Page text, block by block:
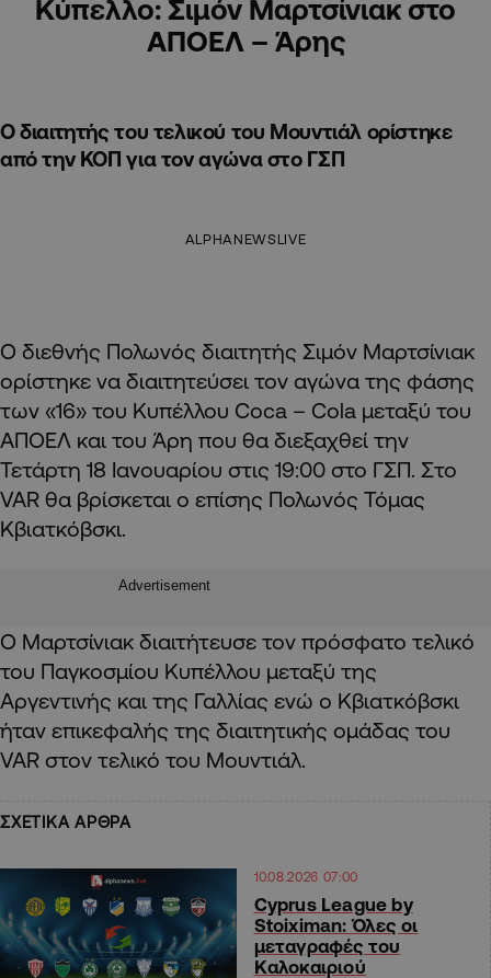
Κύπελλο: Σιμόν Μαρτσίνιακ στο
ΑΠΟΕΛ – Άρης
Ο διαιτητής του τελικού του Μουντιάλ ορίστηκε
από την ΚΟΠ για τον αγώνα στο ΓΣΠ
ALPHANEWSLIVE
Ο διεθνής Πολωνός διαιτητής Σιμόν Μαρτσίνιακ
ορίστηκε να διαιτητεύσει τον αγώνα της φάσης
των «16» του Κυπέλλου Coca – Cola μεταξύ του
ΑΠΟΕΛ και του Άρη που θα διεξαχθεί την
Τετάρτη 18 Ιανουαρίου στις 19:00 στο ΓΣΠ. Στο
VAR θα βρίσκεται ο επίσης Πολωνός Τόμας
Κβιατκόβσκι.
Advertisement
Ο Μαρτσίνιακ διαιτήτευσε τον πρόσφατο τελικό
του Παγκοσμίου Κυπέλλου μεταξύ της
Αργεντινής και της Γαλλίας ενώ ο Κβιατκόβσκι
ήταν επικεφαλής της διαιτητικής ομάδας του
VAR στον τελικό του Μουντιάλ.
ΣΧΕΤΙΚΑ ΑΡΘΡΑ
10.08.2026 07:00
Cyprus League by
Stoiximan: Όλες οι
μεταγραφές του
Καλοκαιριού